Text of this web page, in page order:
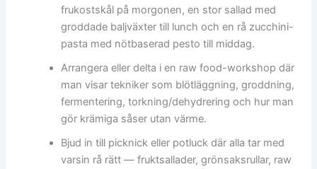
frukostskål på morgonen, en stor sallad med
groddade baljväxter till lunch och en rå zucchini-
pasta med nötbaserad pesto till middag.
Arrangera eller delta i en raw food-workshop där
man visar tekniker som blötläggning, groddning,
fermentering, torkning/dehydrering och hur man
gör krämiga såser utan värme.
Bjud in till picknick eller potluck där alla tar med
varsin rå rätt — fruktsallader, grönsaksrullar, raw